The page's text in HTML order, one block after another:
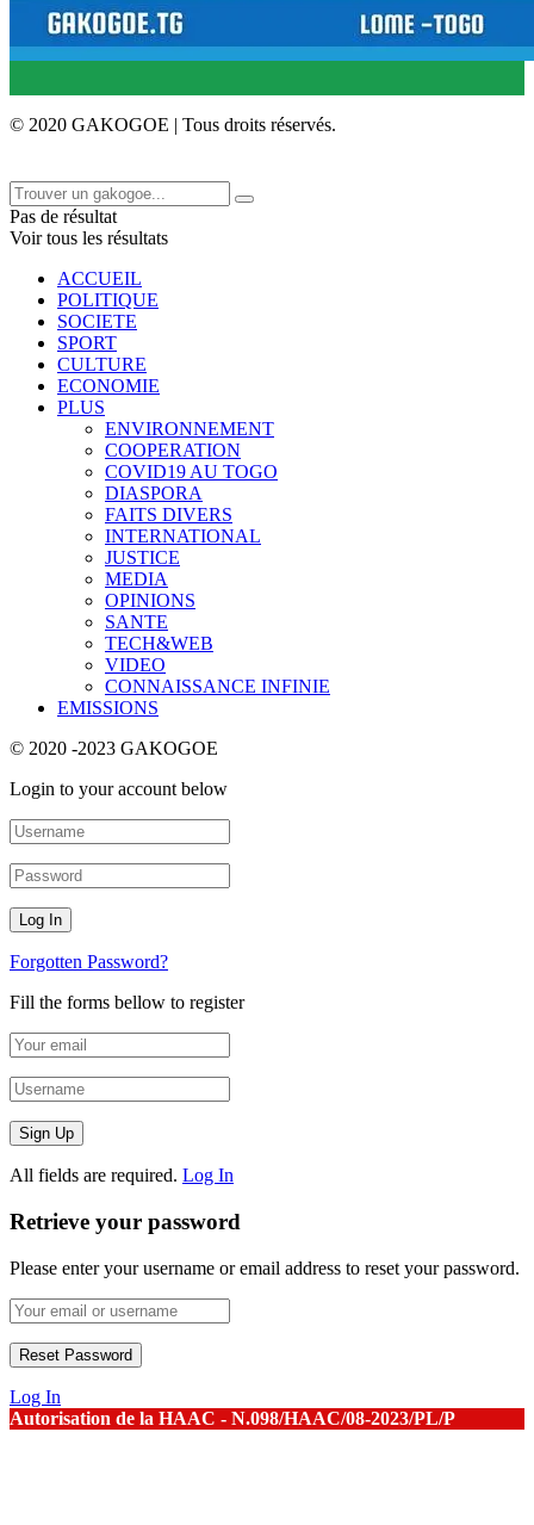
© 2020 GAKOGOE | Tous droits réservés.
Pas de résultat
Voir tous les résultats
ACCUEIL
POLITIQUE
SOCIETE
SPORT
CULTURE
ECONOMIE
PLUS
ENVIRONNEMENT
COOPERATION
COVID19 AU TOGO
DIASPORA
FAITS DIVERS
INTERNATIONAL
JUSTICE
MEDIA
OPINIONS
SANTE
TECH&WEB
VIDEO
CONNAISSANCE INFINIE
EMISSIONS
© 2020 -2023 GAKOGOE
Login to your account below
Forgotten Password?
Fill the forms bellow to register
All fields are required. Log In
Retrieve your password
Please enter your username or email address to reset your password.
Log In
Autorisation de la HAAC - N.098/HAAC/08-2023/PL/P